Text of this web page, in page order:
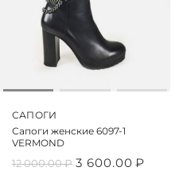
САПОГИ
Сапоги женские 6097-1
VERMOND
12 000.00₽ 3 600.00 ₽